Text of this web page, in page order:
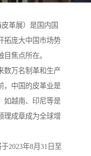
革展）是国内国
拓庞大中国市场势
焦点所在。
数万名制革和生产
，中国的皮革业是
如越南、印尼等是
理成章成为全球增
2023年8月31日至